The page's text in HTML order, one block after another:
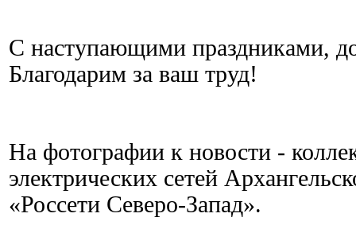
С наступающими праздниками,
Благодарим за ваш труд!
На фотографии к новости -
электрических сетей
«Россети Северо-Запад».